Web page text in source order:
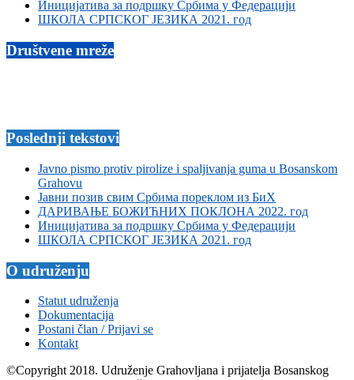
Иницијатива за подршку Србима у Федерацији
ШКОЛА СРПСКОГ ЈЕЗИКА 2021. год
Društvene mreže
Poslednji tekstovi
Javno pismo protiv pirolize i spaljivanja guma u Bosanskom
Grahovu
Јавни позив свим Србима пореклом из БиХ
ДАРИВАЊЕ БОЖИЋНИХ ПОКЛОНА 2022. год
Иницијатива за подршку Србима у Федерацији
ШКОЛА СРПСКОГ ЈЕЗИКА 2021. год
O udruženju
Statut udruženja
Dokumentacija
Postani član / Prijavi se
Kontakt
©Copyright 2018. Udruženje Grahovljana i prijatelja Bosanskog